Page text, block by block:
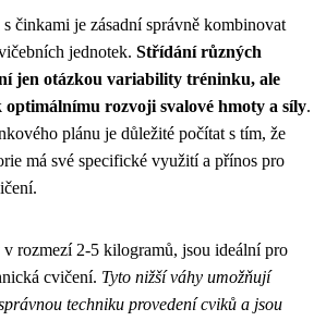
činkami je zásadní správně kombinovat
jednotek. Střídání různých
jen otázkou variability tréninku, ale
optimálnímu rozvoji svalové hmoty a síly.
plánu je důležité počítat s tím, že
má své specifické využití a přínos pro
rozmezí 2-5 kilogramů, jsou ideální pro
cvičení. Tyto nižší váhy umožňují
techniku provedení cviků a jsou